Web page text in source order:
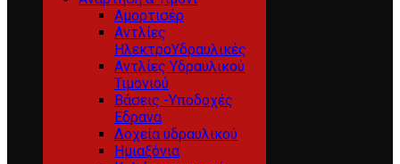
Αμορτισέρ
Αντλίες
ΗλεκτροΥδραυλικές
Αντλίες Υδραυλικού
Τιμονιού
Βάσεις -Υποδοχές
Εδρανα
Δοχεία υδραυλικού
Ημιαξόνια